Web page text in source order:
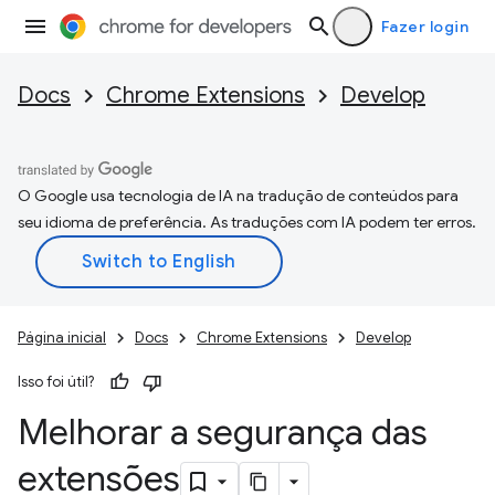
Fazer login
Docs Chrome Extensions Develop
O Google usa tecnologia de IA na tradução de conteúdos para
seu idioma de preferência. As traduções com IA podem ter erros.
Página inicial Docs Chrome Extensions Develop
Isso foi útil?
Melhorar a segurança das
extensões